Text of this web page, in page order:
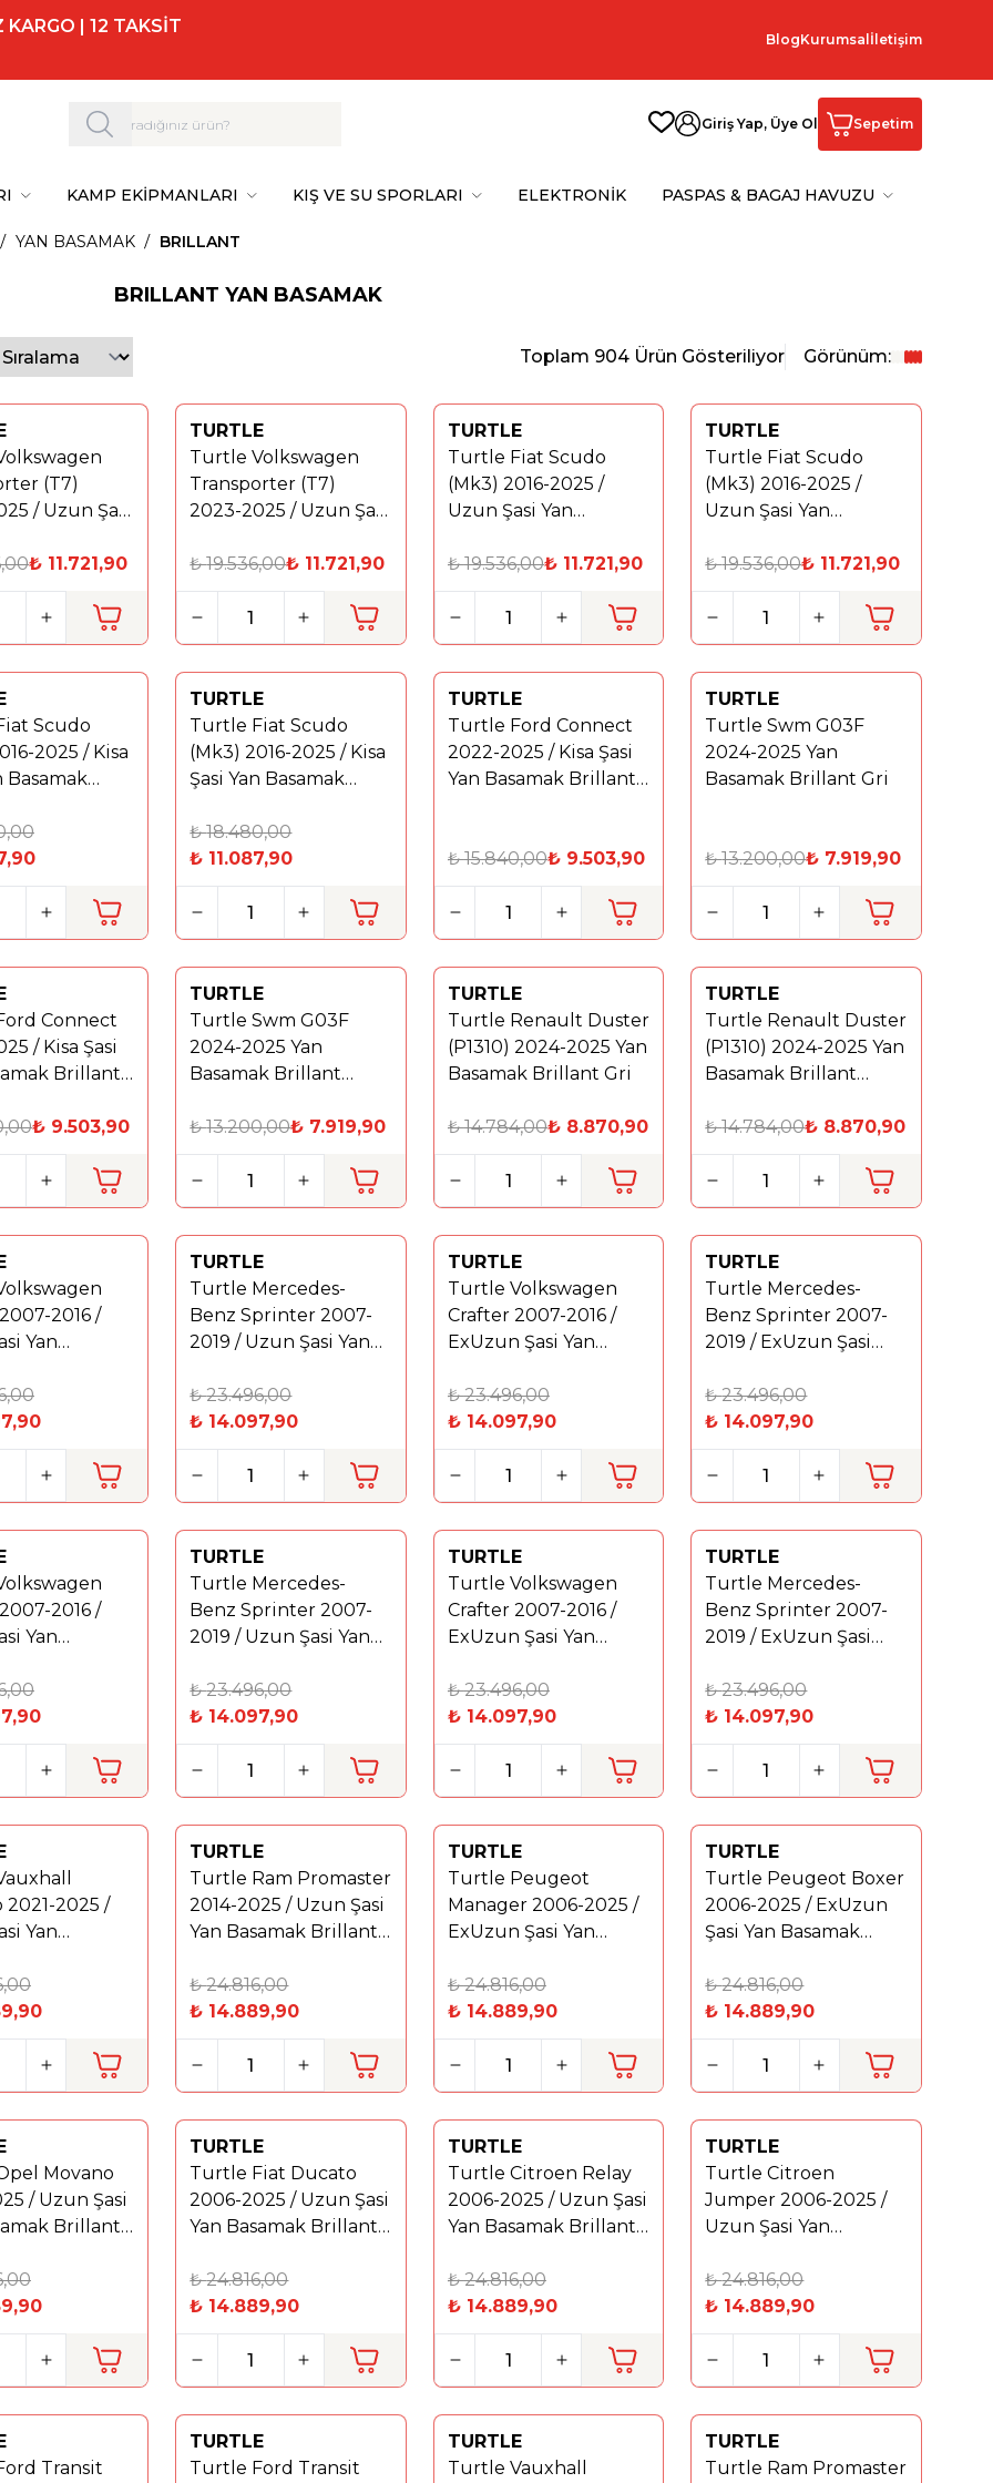
KARGO | 12 TAKSİT
BlogKurumsal İletişim
Giriş Yap, Üye Ol Sepetim
KAMP EKİPMANLARI KIŞ VE SU SPORLARI ELEKTRONİK PASPAS & BAGAJ HAVUZU
YAN BASAMAK BRILLANT
BRILLANT YAN BASAMAK
Toplam 904Ürün Gösteriliyor Görünüm:
(T7)
/ Uzun Şasi
₺ 11.721,90
%40
TURTLE
Turtle Volkswagen
Transporter (T7)
2023-2025 / Uzun Şasi
Siyah
₺19.536,00₺ 11.721,90
Yeni
%40
TURTLE
Turtle Fiat Scudo
(Mk3) 2016-2025 /
Uzun Şasi Yan
₺19.536,00₺ 11.721,90
%40
TURTLE
Turtle Fiat Scudo
(Mk3) 2016-2025 /
Uzun Şasi Yan
Siyah
₺19.536,00₺ 11.721,90
Scudo
2025 / Kisa
Basamak
%40
TURTLE
Turtle Fiat Scudo
(Mk3) 2016-2025 / Kisa
Şasi Yan Basamak
₺18.480,00
₺ 11.087,90
Yeni
%40
TURTLE
Turtle Ford Connect
2022-2025 / Kisa Şasi
Yan Basamak Brillant
₺15.840,00₺ 9.503,90
Yeni
%40
TURTLE
Turtle Swm G03F
2024-2025 Yan
Basamak Brillant Gri
₺13.200,00₺ 7.919,90
Connect
/ Kisa Şasi
Brillant
₺ 9.503,90
%40
TURTLE
Turtle Swm G03F
2024-2025 Yan
Basamak Brillant
₺13.200,00₺ 7.919,90
Yeni
%40
TURTLE
Turtle Renault Duster
(P1310) 2024-2025 Yan
Basamak Brillant Gri
₺14.784,00₺ 8.870,90
%40
TURTLE
Turtle Renault Duster
(P1310) 2024-2025 Yan
Basamak Brillant
₺14.784,00₺ 8.870,90
2016 /
Yan
Yeni
%40
TURTLE
Turtle Mercedes-
Benz Sprinter 2007-
2019 / Uzun Şasi Yan
₺23.496,00
₺ 14.097,90
Yeni
%40
TURTLE
Turtle Volkswagen
Crafter 2007-2016 /
ExUzun Şasi Yan
₺23.496,00
₺ 14.097,90
Yeni
%40
TURTLE
Turtle Mercedes-
Benz Sprinter 2007-
2019 / ExUzun Şasi
Gri
₺23.496,00
₺ 14.097,90
2016 /
Yan
%40
TURTLE
Turtle Mercedes-
Benz Sprinter 2007-
2019 / Uzun Şasi Yan
Siyah
₺23.496,00
₺ 14.097,90
%40
TURTLE
Turtle Volkswagen
Crafter 2007-2016 /
ExUzun Şasi Yan
Siyah
₺23.496,00
₺ 14.097,90
%40
TURTLE
Turtle Mercedes-
Benz Sprinter 2007-
2019 / ExUzun Şasi
Siyah
₺23.496,00
₺ 14.097,90
2021-2025 /
Yan
Yeni
%40
TURTLE
Turtle Ram Promaster
2014-2025 / Uzun Şasi
Yan Basamak Brillant
₺24.816,00
₺ 14.889,90
Yeni
%40
TURTLE
Turtle Peugeot
Manager 2006-2025 /
ExUzun Şasi Yan
₺24.816,00
₺ 14.889,90
Yeni
%40
TURTLE
Turtle Peugeot Boxer
2006-2025 / ExUzun
Şasi Yan Basamak
₺24.816,00
₺ 14.889,90
Movano
/ Uzun Şasi
Brillant
Yeni
%40
TURTLE
Turtle Fiat Ducato
2006-2025 / Uzun Şasi
Yan Basamak Brillant
₺24.816,00
₺ 14.889,90
Yeni
%40
TURTLE
Turtle Citroen Relay
2006-2025 / Uzun Şasi
Yan Basamak Brillant
₺24.816,00
₺ 14.889,90
Yeni
%40
TURTLE
Turtle Citroen
Jumper 2006-2025 /
Uzun Şasi Yan
₺24.816,00
₺ 14.889,90
Transit
Yeni
TURTLE
Turtle Ford Transit
Yeni
TURTLE
Turtle Vauxhall
Yeni
TURTLE
Turtle Ram Promaster